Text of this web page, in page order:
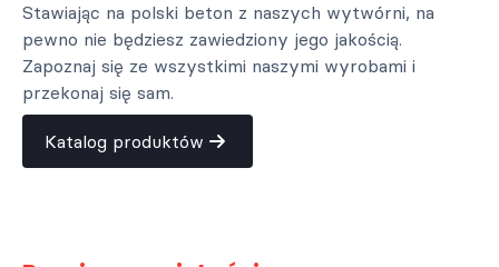
Stawiając na polski beton z naszych wytwórni, na
pewno nie będziesz zawiedziony jego jakością.
Zapoznaj się ze wszystkimi naszymi wyrobami i
przekonaj się sam.
Katalog produktów